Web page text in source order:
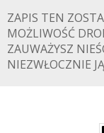
ZAPIS TEN
MOŻLIWOŚĆ
ZAUWAŻYSZ
NIEZWŁOCZNIE